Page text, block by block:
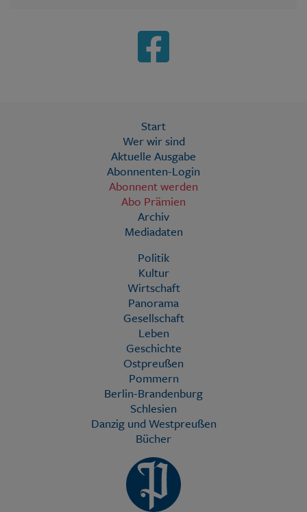
Start
Wer wir sind
Aktuelle Ausgabe
Abonnenten-Login
Abonnent werden
Abo Prämien
Archiv
Mediadaten
Politik
Kultur
Wirtschaft
Panorama
Gesellschaft
Leben
Geschichte
Ostpreußen
Pommern
Berlin-Brandenburg
Schlesien
Danzig und Westpreußen
Bücher